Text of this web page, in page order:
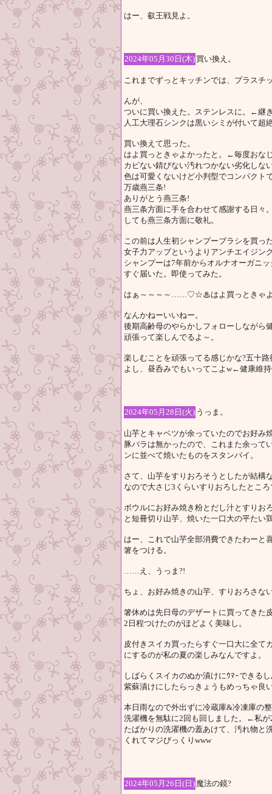
はー、叡王戦見よ。
2024年05月30日(木) 買い換え。
これまでずっとキッチンでは、プラスチ
んが、
ついに買い換えた。ステンレスに。←継
人工大理石シンクは黒いシミが付いて超
買い換えて思った。
はよ買っときゃよかったと。←毎度おな
カビない錆びない汚れつかない劣化しな
色は可愛くないけど小判型でコンパクト
万歳燕三条!
ありがとう燕三条!
燕三条方面に手を合わせて感謝する日々
しても燕三条方面に敬礼。
この前は人生初シャンプーブラシを買っ
女子力アップというよりアンチエイジン
シャンプーは7年前からオルナオーガニ
すぐ届いた。即使ってみた。
はぁ～～～～……♡☆♨はよ買っときゃ
なんかねーいいねー。
後期高齢母のやらかしフォローしながら
頑張って楽しんでるよ～。
楽しむことを頑張ってる感じかな?五十路
よし、昼呑みでもいってこよw←健康維
2024年05月28日(火) うっま。
山芋とキャベツが余っていたのでお好み
豚バラは無かったので、これまた余って
ンに並べて焼いたものをスタンバイ。
さて、山芋をすりおろそうとしたが結構
なので大さじ3くらいすりおろしたとこ
ボウルにお好み焼き粉とだし汁とすりお
と短冊切り山芋、焼いた一口大の平たい
はー、これで山芋全部消費できたわーと
箸をつける。
……え、うっま?!
ちょ、お好み焼きの山芋、すりおろさな
箸休めは先日母のデザートに買ってきた
2日程つけたのがほどよく美味し。
皮付きスイカ買ったらすぐ一口大に全て
にするのが私の夏の楽しみなんですよ。
しばらくスイカのぬか漬けにｳﾏｰできる
紫蘇漬けにしたらっきょうもめっちゃ良
本日雨なので外出ずに冷蔵庫&冷凍庫の
洗濯機を無駄に2回も回しました。←私
たばかりの洗濯機の蓋あけて、汚れ物
くれてマジびっくりwww
2024年05月26日(日) 魔法の鏡?